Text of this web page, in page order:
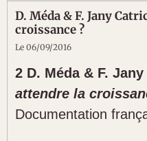
D. Méda & F. Jany
croissance ?
Le 06/09/2016
2 D. Méda & F.
attendre la
Documentation